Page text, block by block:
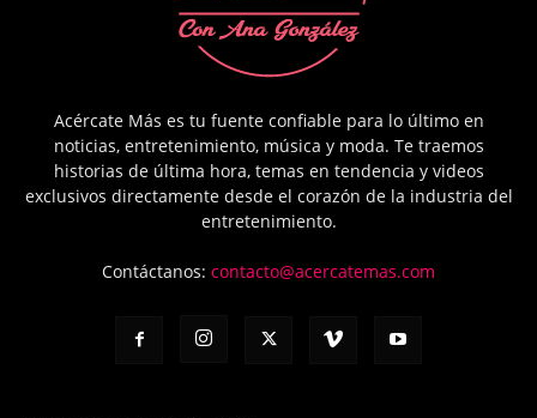
Acércate Más es tu fuente confiable para lo último en
noticias, entretenimiento, música y moda. Te traemos
historias de última hora, temas en tendencia y videos
exclusivos directamente desde el corazón de la industria del
entretenimiento.
Contáctanos: contacto@acercatemas.com